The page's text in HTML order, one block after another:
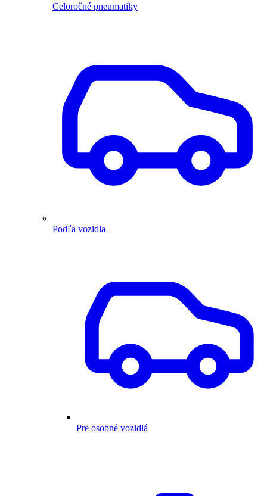
Celoročné pneumatiky
Podľa vozidla
Pre osobné vozidlá